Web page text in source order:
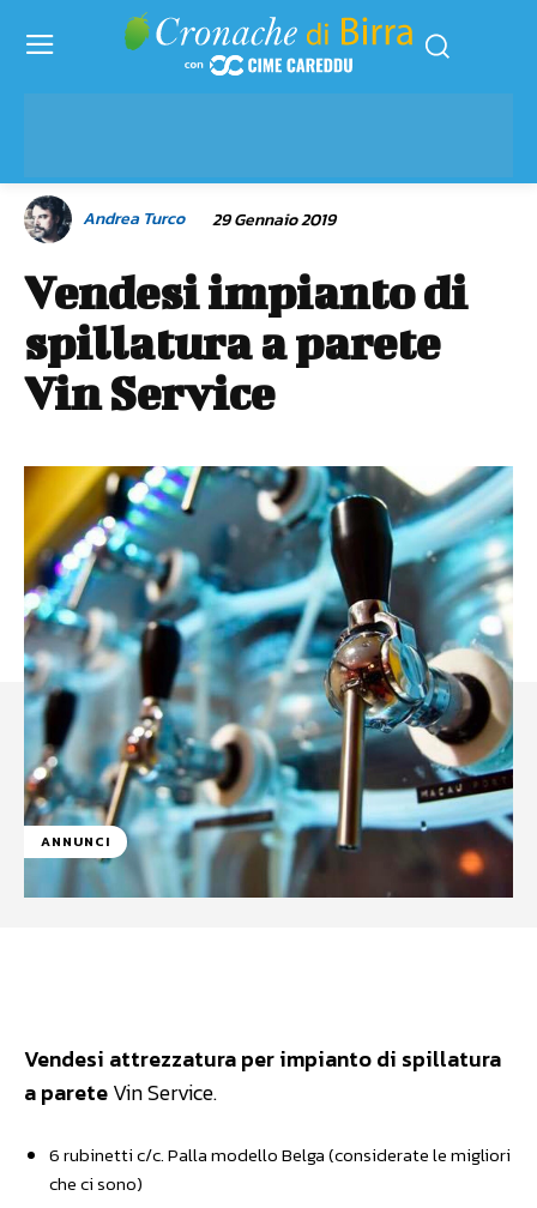
Andrea Turco 29 Gennaio 2019
Vendesi impianto di
spillatura a parete
Vin Service
ANNUNCI
Vendesi attrezzatura per impianto di spillatura
a pareteVin Service.
6 rubinetti c/c. Palla modello Belga (considerate le migliori
che ci sono)